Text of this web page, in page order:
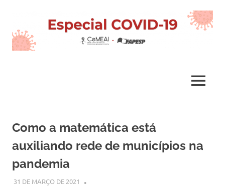
content
CeMEAI
MENU
Como a matemática está
auxiliando rede de municípios na
pandemia
31 DE MARÇO DE 2021